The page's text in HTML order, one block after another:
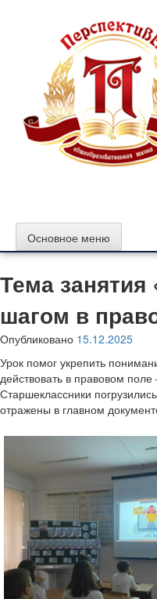
содержимому
Основное меню
Тема
шагом в
Опубликовано 15.12.2025
Урок помог укрепить
действовать в правовом
Старшеклассники
отражены в главном